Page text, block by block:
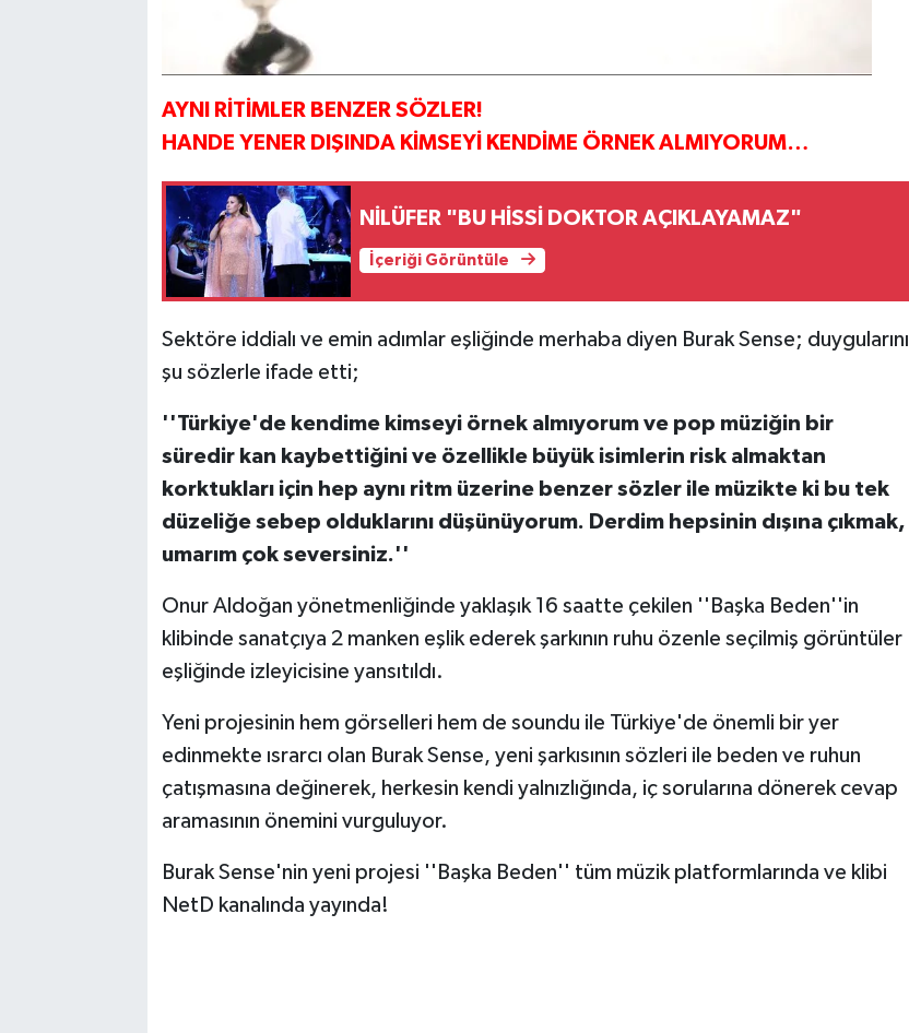
AYNI RİTİMLER BENZER SÖZLER!
HANDE YENER DIŞINDA KİMSEYİ KENDİME ÖRNEK ALMIYORUM…
NİLÜFER "BU HİSSİ DOKTOR AÇIKLAYAMAZ"
İçeriği Görüntüle
Sektöre iddialı ve emin adımlar eşliğinde merhaba diyen Burak Sense; duygularını
şu sözlerle ifade etti;
''Türkiye'de kendime kimseyi örnek almıyorum ve pop müziğin bir
süredir kan kaybettiğini ve özellikle büyük isimlerin risk almaktan
korktukları için hep aynı ritm üzerine benzer sözler ile müzikte ki bu tek
düzeliğe sebep olduklarını düşünüyorum. Derdim hepsinin dışına çıkmak,
umarım çok seversiniz.''
Onur Aldoğan yönetmenliğinde yaklaşık 16 saatte çekilen ''Başka Beden''in
klibinde sanatçıya 2 manken eşlik ederek şarkının ruhu özenle seçilmiş görüntüler
eşliğinde izleyicisine yansıtıldı.
Yeni projesinin hem görselleri hem de soundu ile Türkiye'de önemli bir yer
edinmekte ısrarcı olan Burak Sense, yeni şarkısının sözleri ile beden ve ruhun
çatışmasına değinerek, herkesin kendi yalnızlığında, iç sorularına dönerek cevap
aramasının önemini vurguluyor.
Burak Sense'nin yeni projesi ''Başka Beden'' tüm müzik platformlarında ve klibi
NetD kanalında yayında!